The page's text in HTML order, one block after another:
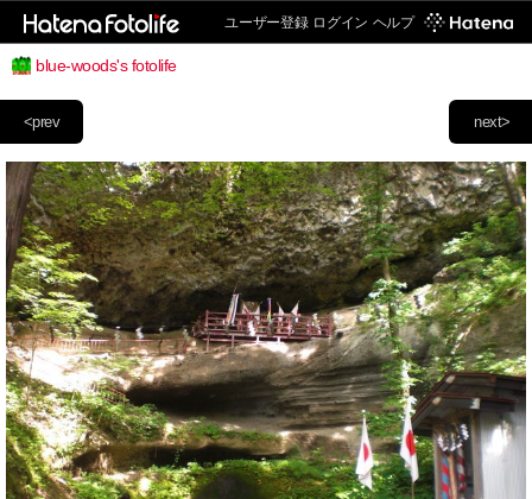
ユーザー登録 ログイン ヘルプ
blue-woods's fotolife
next>
<prev